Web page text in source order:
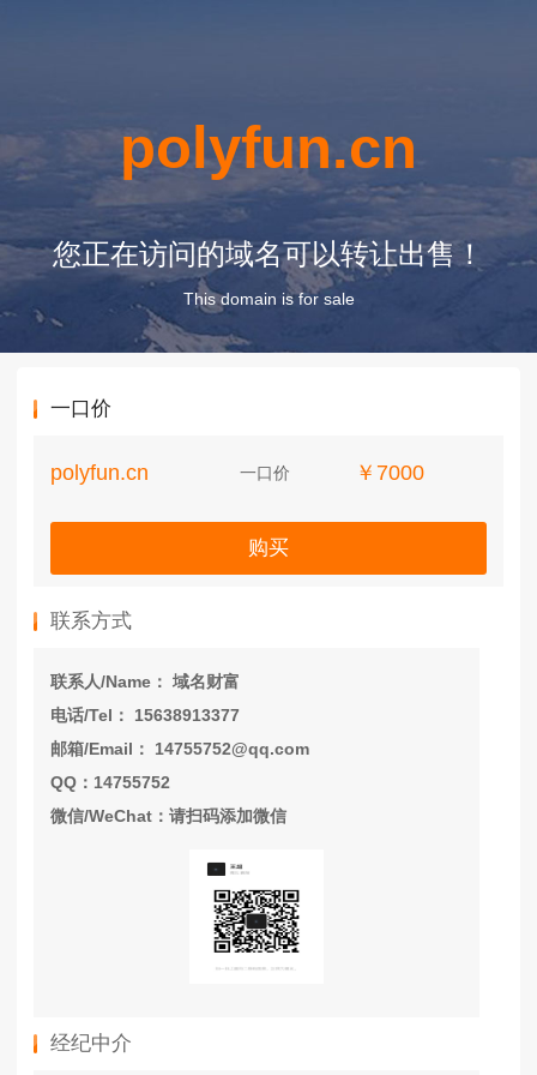
polyfun.cn
您正在访问的域名可以转让出售！
This domain is for sale
一口价
polyfun.cn 一口价 ￥7000
购买
联系方式
联系人/Name： 域名财富
电话/Tel： 15638913377
邮箱/Email： 14755752@qq.com
QQ：14755752
微信/WeChat：请扫码添加微信
经纪中介